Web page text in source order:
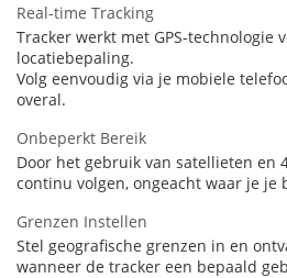
Real-time Tracking
Tracker werkt met GPS-technologie
locatiebepaling.
Volg eenvoudig via je mobiele
overal.
Onbeperkt Bereik
Door het gebruik van satellieten en
continu volgen, ongeacht waar je je
Grenzen Instellen
Stel geografische grenzen in en
wanneer de tracker een bepaald